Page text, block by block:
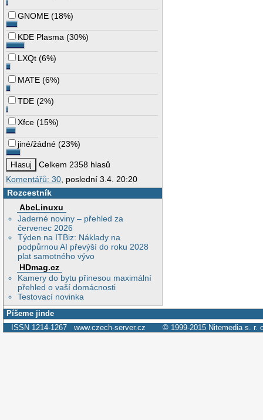
GNOME (18%)
KDE Plasma (30%)
LXQt (6%)
MATE (6%)
TDE (2%)
Xfce (15%)
jiné/žádné (23%)
Celkem 2358 hlasů
Komentářů: 30, poslední 3.4. 20:20
Rozcestník
AbcLinuxu
Jaderné noviny – přehled za
červenec 2026
Týden na ITBiz: Náklady na
podpůrnou AI převýší do roku 2028
plat samotného vývo
HDmag.cz
Kamery do bytu přinesou maximální
přehled o vaší domácnosti
Testovací novinka
Píšeme jinde
ISSN 1214-1267 www.czech-server.cz © 1999-2015 Nitemedia s. r.